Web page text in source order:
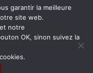
garantir la meilleure
site web.
notre
OK, sinon suivez la